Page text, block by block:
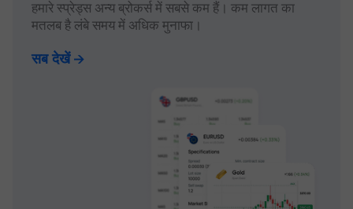
हमारे स्प्रेड्स अन्य ब्रोकर्स में सबसे कम हैं। कम लागत का
मतलब है लंबे समय में अधिक मुनाफा।
सब देखें